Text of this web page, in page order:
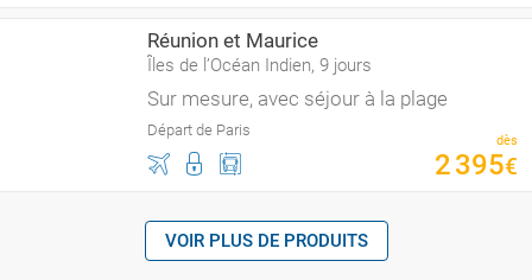
Réunion et Maurice
Îles de l’Océan Indien, 9 jours
Sur mesure, avec séjour à la plage
Départ de Paris
dès
2395€
VOIR PLUS DE PRODUITS